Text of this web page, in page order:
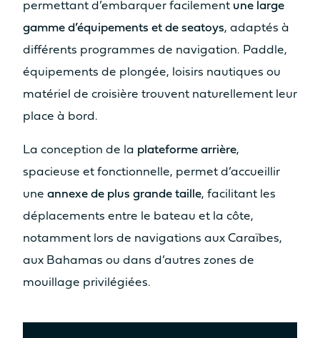
permettant d’embarquer facilement une large
gamme d’équipements et de seatoys, adaptés à
différents programmes de navigation. Paddle,
équipements de plongée, loisirs nautiques ou
matériel de croisière trouvent naturellement leur
place à bord.
La conception de la plateforme arrière,
spacieuse et fonctionnelle, permet d’accueillir
une annexe de plus grande taille, facilitant les
déplacements entre le bateau et la côte,
notamment lors de navigations aux Caraïbes,
aux Bahamas ou dans d’autres zones de
mouillage privilégiées.